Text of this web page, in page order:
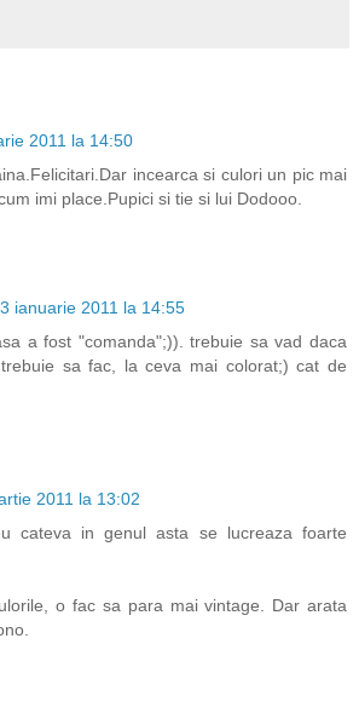
2011 la 14:50
incearca si culori un pic mai
imi place.Pupici si tie si lui Dodooo.
3 ianuarie 2011 la 14:55
a fost "comanda";)). trebuie sa vad daca
sa fac, la ceva mai colorat;) cat de
2011 la 13:02
cateva in genul asta se lucreaza foarte
o fac sa para mai vintage. Dar arata